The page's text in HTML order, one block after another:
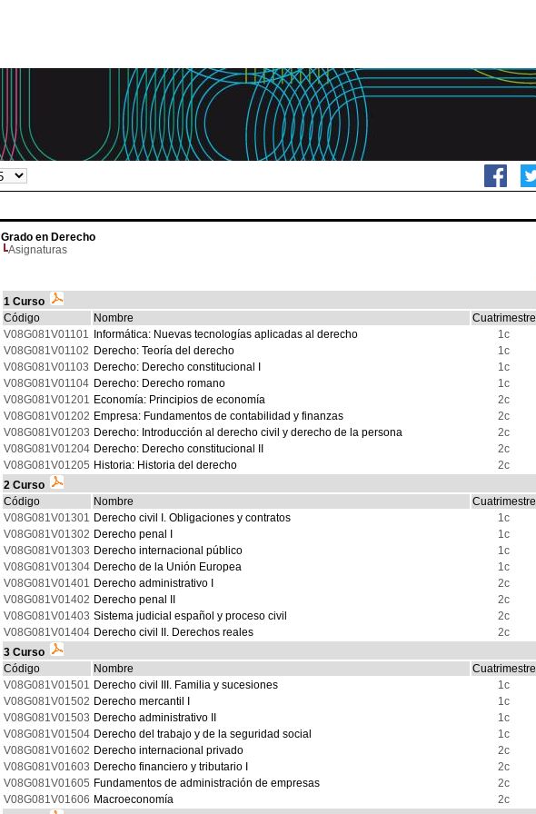
Grado en Derecho
Asignaturas
1 Curso
Código
Nombre Cuatrimestre
V08G081V01101
Informática: Nuevas tecnologías aplicadas al derecho 1c
V08G081V01102 Derecho: Teoría del derecho 1c
V08G081V01103 Derecho: Derecho constitucional I 1c
V08G081V01104 Derecho: Derecho romano 1c
V08G081V01201 Economía: Principios de economía 2c
V08G081V01202 Empresa: Fundamentos de contabilidad y finanzas 2c
V08G081V01203 Derecho: Introducción al derecho civil y derecho de la persona 2c
V08G081V01204 Derecho: Derecho constitucional II 2c
V08G081V01205 Historia: Historia del derecho 2c
2 Curso
Código
Nombre Cuatrimestre
V08G081V01301 Derecho civil I. Obligaciones y contratos 1c
V08G081V01302 Derecho penal I 1c
V08G081V01303 Derecho internacional público 1c
V08G081V01304 Derecho de la Unión Europea 1c
V08G081V01401 Derecho administrativo I 2c
V08G081V01402 Derecho penal II 2c
V08G081V01403 Sistema judicial español y proceso civil 2c
V08G081V01404 Derecho civil II. Derechos reales 2c
3 Curso
Código
Nombre Cuatrimestre
V08G081V01501 Derecho civil III. Familia y sucesiones 1c
V08G081V01502 Derecho mercantil I 1c
V08G081V01503 Derecho administrativo II 1c
V08G081V01504 Derecho del trabajo y de la seguridad social 1c
V08G081V01602 Derecho internacional privado 2c
V08G081V01603 Derecho financiero y tributario I 2c
V08G081V01605 Fundamentos de administración de empresas 2c
V08G081V01606 Macroeconomía 2c